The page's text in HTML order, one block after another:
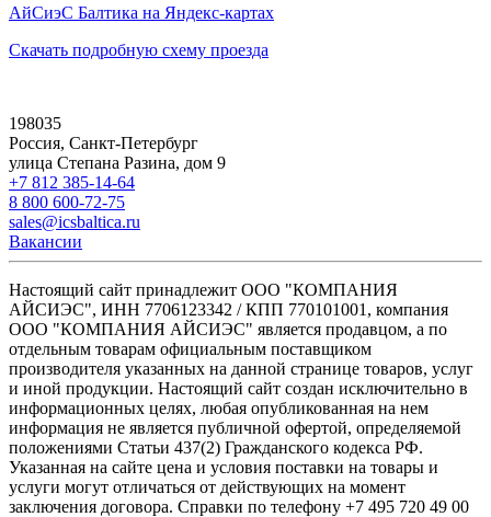
АйСиэС Балтика на Яндекс-картах
Скачать подробную схему проезда
198035
Россия, Санкт-Петербург
улица Степана Разина, дом 9
+7 812 385-14-64
8 800 600-72-75
sales@icsbaltica.ru
Вакансии
Настоящий сайт принадлежит ООО "КОМПАНИЯ
АЙСИЭС", ИНН 7706123342 / КПП 770101001, компания
ООО "КОМПАНИЯ АЙСИЭС" является продавцом, а по
отдельным товарам официальным поставщиком
производителя указанных на данной странице товаров, услуг
и иной продукции. Настоящий сайт создан исключительно в
информационных целях, любая опубликованная на нем
информация не является публичной офертой, определяемой
положениями Статьи 437(2) Гражданского кодекса РФ.
Указанная на сайте цена и условия поставки на товары и
услуги могут отличаться от действующих на момент
заключения договора. Справки по телефону +7 495 720 49 00